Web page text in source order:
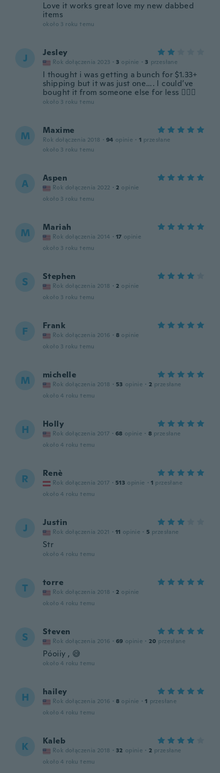
Love it works great love my new dabbed
items
około 3 roku temu
J Jesley
Rok dołączenia 2023 · 3 opinie · 3 przesłane
I thought i was getting a bunch for $1.33+
shipping but it was just one…. I could’ve
bought it from someone else for less 🤦🏽‍♀️
około 3 roku temu
M Maxime
Rok dołączenia 2018 · 94 opinie · 1 przesłane
około 3 roku temu
A Aspen
Rok dołączenia 2022 · 2 opinie
około 3 roku temu
M Mariah
Rok dołączenia 2014 · 17 opinie
około 3 roku temu
S Stephen
Rok dołączenia 2018 · 2 opinie
około 3 roku temu
F Frank
Rok dołączenia 2016 · 8 opinie
około 3 roku temu
M michelle
Rok dołączenia 2018 · 53 opinie · 2 przesłane
około 4 roku temu
H Holly
Rok dołączenia 2017 · 68 opinie · 8 przesłane
około 4 roku temu
R Renè
Rok dołączenia 2017 · 513 opinie · 1 przesłane
około 4 roku temu
J Justin
Rok dołączenia 2021 · 11 opinie · 5 przesłane
Str
około 4 roku temu
T torre
Rok dołączenia 2018 · 2 opinie
około 4 roku temu
S Steven
Rok dołączenia 2016 · 69 opinie · 20 przesłane
Póoiiy , 😅
około 4 roku temu
H hailey
Rok dołączenia 2016 · 8 opinie · 1 przesłane
około 4 roku temu
K Kaleb
Rok dołączenia 2018 · 32 opinie · 2 przesłane
około 4 roku temu